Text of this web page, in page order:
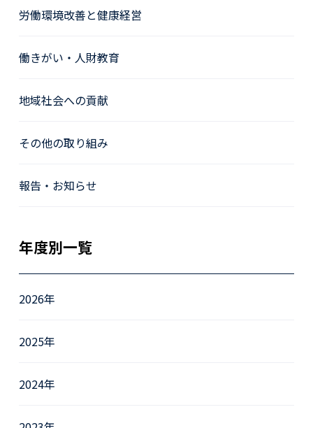
労働環境改善と健康経営
働きがい・人財教育
地域社会への貢献
その他の取り組み
報告・お知らせ
年度別一覧
2026年
2025年
2024年